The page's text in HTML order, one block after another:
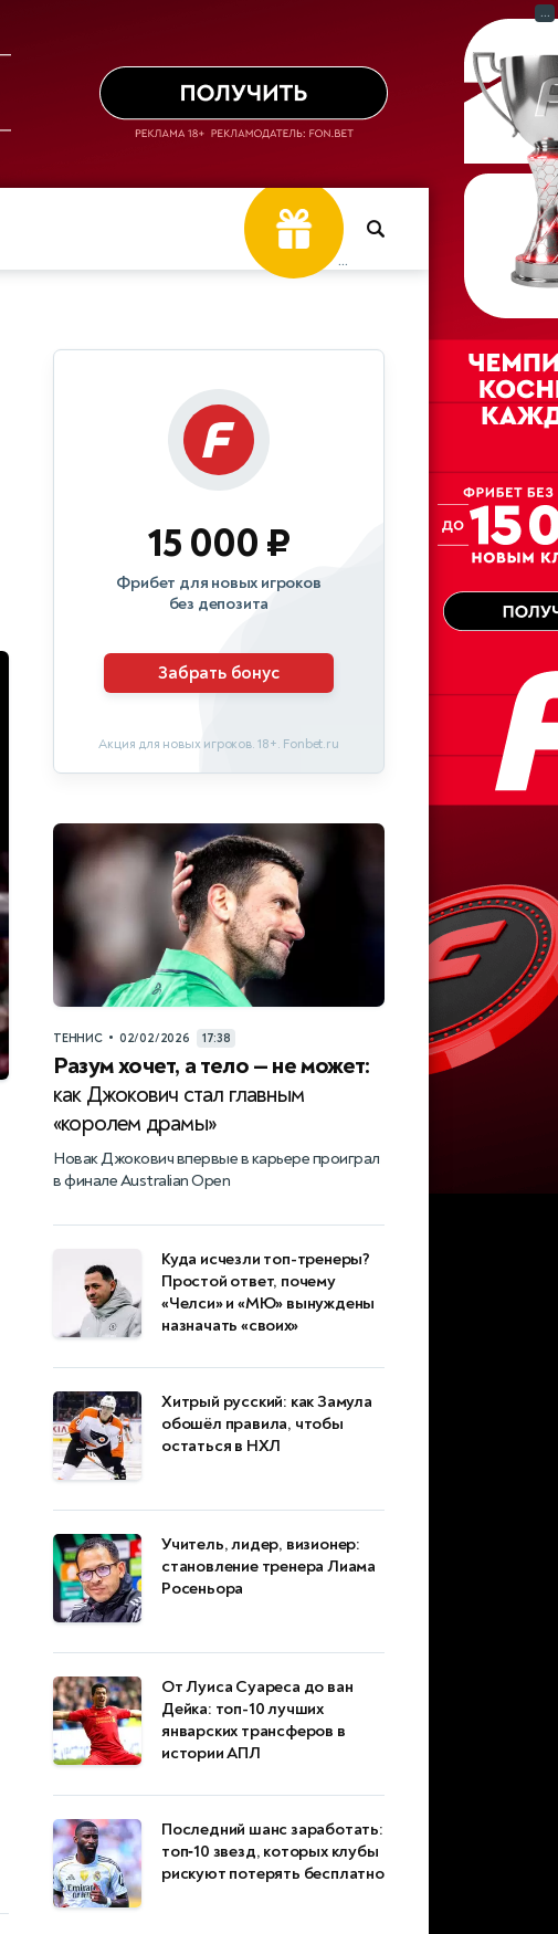
...
15 000 ₽
Фрибет для новых игроков
без депозита
Забрать бонус
Акция для новых игроков. 18+. Fonbet.ru
ТЕННИС • 02/02/2026 17:38
Разум хочет, а тело — не может:
как Джокович стал главным
«королем драмы»
Новак Джокович впервые в карьере проиграл
в финале Australian Open
Куда исчезли топ-тренеры?
Простой ответ, почему
«Челси» и «МЮ» вынуждены
назначать «своих»
Хитрый русский: как Замула
обошёл правила, чтобы
остаться в НХЛ
Учитель, лидер, визионер:
становление тренера Лиама
Росеньора
От Луиса Суареса до ван
Дейка: топ-10 лучших
январских трансферов в
истории АПЛ
Последний шанс заработать:
топ‑10 звезд, которых клубы
рискуют потерять бесплатно
...